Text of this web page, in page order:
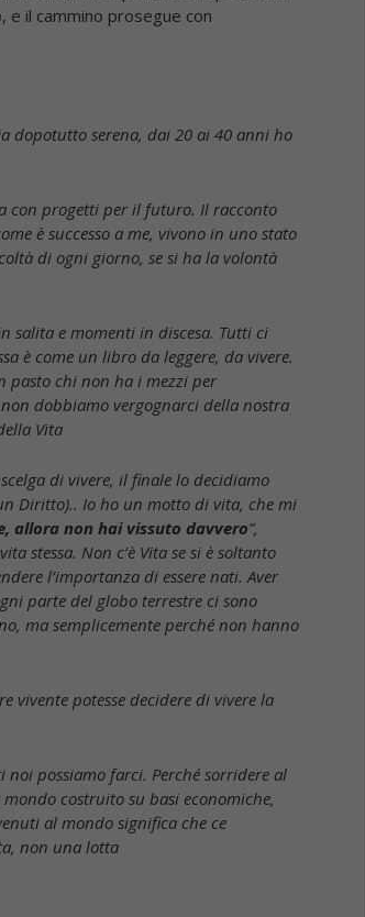
e il cammino prosegue con
dopotutto serena, dai 20 ai 40 anni ho
con progetti per il futuro. Il racconto
è successo a me, vivono in uno stato
di ogni giorno, se si ha la volontà
salita e momenti in discesa. Tutti ci
è come un libro da leggere, da vivere.
pasto chi non ha i mezzi per
dobbiamo vergognarci della nostra
Vita
di vivere, il finale lo decidiamo
Diritto).. Io ho un motto di vita, che mi
allora non hai vissuto davvero”,
stessa. Non c’è Vita se si è soltanto
l’importanza di essere nati. Aver
parte del globo terrestre ci sono
ma semplicemente perché non hanno
vivente potesse decidere di vivere la
possiamo farci. Perché sorridere al
costruito su basi economiche,
al mondo significa che ce
non una lotta